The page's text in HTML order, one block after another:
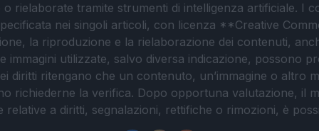
rielaborate tramite strumenti di intelligenza artificiale. I
nei singoli articoli, con licenza **Creative
la riproduzione e la rielaborazione dei contenuti,
immagini utilizzate, salvo diversa indicazione, possono
diritti ritengano che un contenuto, un’immagine o altro
richiederne la verifica. Dopo opportuna valutazione, il
a diritti, segnalazioni, rettifiche o rimozioni, è